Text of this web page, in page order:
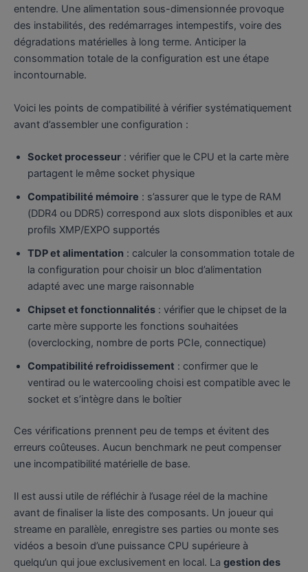
entendre. Une alimentation sous-dimensionnée provoque
des instabilités, des redémarrages intempestifs, voire des
dégradations matérielles à long terme. Anticiper la
consommation totale de la configuration est une étape
incontournable.
Voici les points de compatibilité à vérifier systématiquement
avant d’assembler une configuration :
Socket processeur : vérifier que le CPU et la carte mère
partagent le même socket physique
Compatibilité mémoire : s’assurer que le type de RAM
(DDR4 ou DDR5) correspond aux slots disponibles et aux
profils XMP/EXPO supportés
TDP et alimentation : calculer la consommation totale de
la configuration pour choisir un bloc d’alimentation
adapté avec une marge raisonnable
Chipset et fonctionnalités : vérifier que le chipset de la
carte mère supporte les fonctions souhaitées
(overclocking, nombre de ports PCIe, connectique)
Compatibilité refroidissement : confirmer que le
ventirad ou le watercooling choisi est compatible avec le
socket et s’intègre dans le boîtier
Ces vérifications prennent peu de temps et évitent des
erreurs coûteuses. Aucun benchmark ne peut compenser
une incompatibilité matérielle de base.
Il est aussi utile de réfléchir à l’usage réel de la machine
avant de finaliser la liste des composants. Un joueur qui
streame en parallèle, enregistre ses parties ou monte ses
vidéos a besoin d’une puissance CPU supérieure à
quelqu’un qui joue exclusivement en local. La gestion des